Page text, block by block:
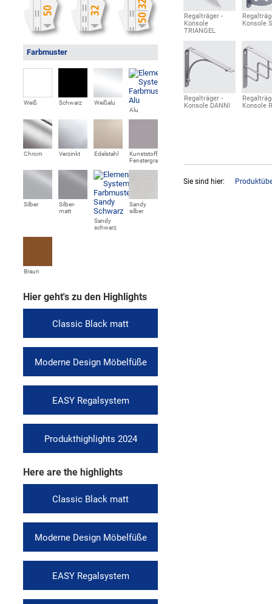
Farbmuster
Weiß Schwarz
Weißalu
Alu
Chrom Verzinkt Edelstahl
Kunststoff,
Fenstergrau
Silber
Silber-
matt
Sandy
schwarz
Sandy
silber
Braun
Hier geht's zu den Highlights
Classic Black matt
Moderne Design Möbelfüße
EASY Regalsystem
Produkthighlights 2024
Here are the highlights
Classic Black matt
Moderne Design Möbelfüße
EASY Regalsystem
Regalträger -
Konsole
TRIANGEL
Konsole
Regalträger -
Konsole DANNI
Konsole
Sie sind hier: